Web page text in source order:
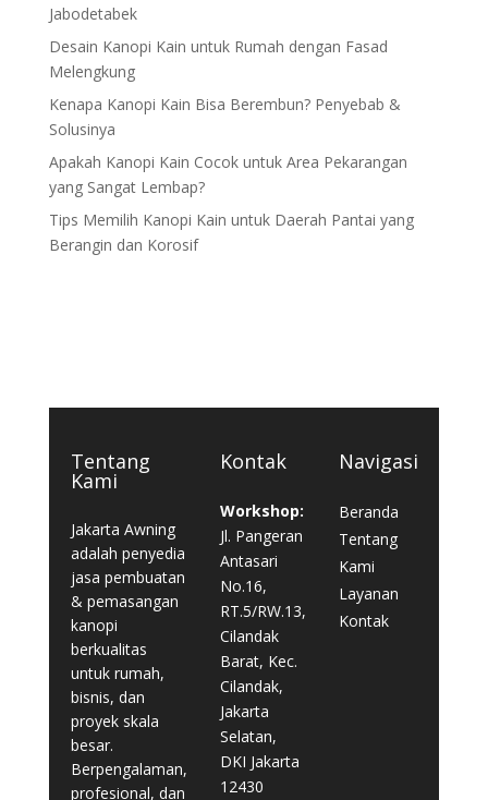
Jabodetabek
Desain Kanopi Kain untuk Rumah dengan Fasad
Melengkung
Kenapa Kanopi Kain Bisa Berembun? Penyebab &
Solusinya
Apakah Kanopi Kain Cocok untuk Area Pekarangan
yang Sangat Lembap?
Tips Memilih Kanopi Kain untuk Daerah Pantai yang
Berangin dan Korosif
Tentang
Kami
Jakarta Awning
adalah penyedia
jasa pembuatan
& pemasangan
kanopi
berkualitas
untuk rumah,
bisnis, dan
proyek skala
besar.
Berpengalaman,
profesional, dan
Kontak
Workshop:
Jl. Pangeran
Antasari
No.16,
RT.5/RW.13,
Cilandak
Barat, Kec.
Cilandak,
Jakarta
Selatan,
DKI Jakarta
12430
Navigasi
Beranda
Tentang
Kami
Layanan
Kontak